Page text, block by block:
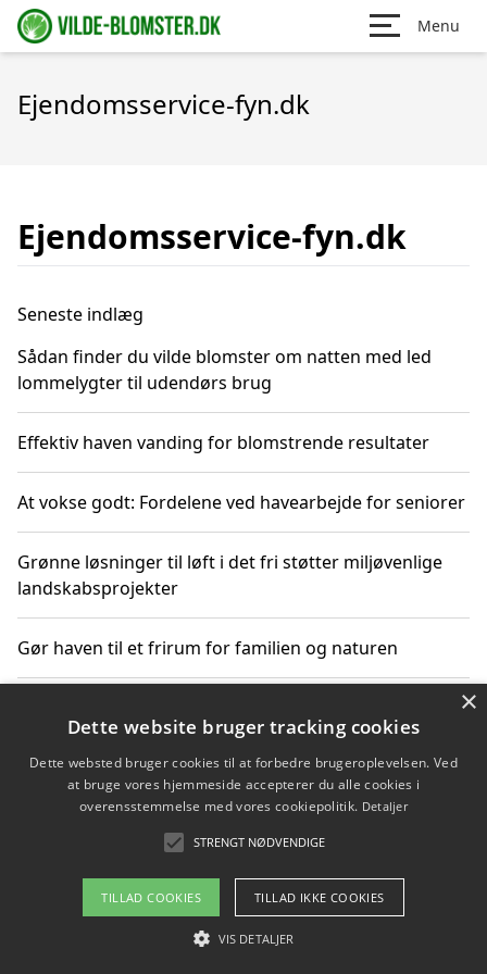
Menu
Ejendomsservice-fyn.dk
Ejendomsservice-fyn.dk
Seneste indlæg
Sådan finder du vilde blomster om natten med led
lommelygter til udendørs brug
Effektiv haven vanding for blomstrende resultater
At vokse godt: Fordelene ved havearbejde for seniorer
Grønne løsninger til løft i det fri støtter miljøvenlige
landskabsprojekter
Gør haven til et frirum for familien og naturen
Om / kontakt
Blog Betingelser
×
Dette website bruger tracking cookies
Dette websted bruger cookies til at forbedre brugeroplevelsen. Ved
at bruge vores hjemmeside accepterer du alle cookies i
overensstemmelse med vores cookiepolitik. Detaljer
STRENGT NØDVENDIGE
TILLAD COOKIES TILLAD IKKE COOKIES
VIS DETALJER